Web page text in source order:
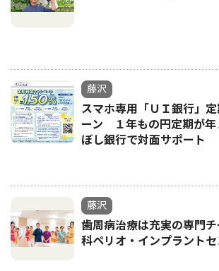
藤沢
スマホ専用「ＵＩ銀行」
ーン １年もの円定期が
ぼし銀行で対面サポート
藤沢
歯周病治療は充実の専門
科ペリオ・インプラントセ